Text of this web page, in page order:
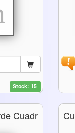
Stock: 15
Cuadr